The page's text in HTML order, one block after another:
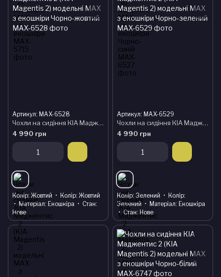
Артикул: MAX-6528
Чохли на сидіння КІА Маджентис 2 (KIA Magentis 2) модельні MAX з екошкіри Чорно-жовтий
4 990 грн
Колір Жовтий Колір Жовтий
Матеріал Екошкіра
Стан
Нове
Артикул: MAX-6529
Чохли на сидіння КІА Маджентис 2 (KIA Magentis 2) модельні MAX з екошкіри Чорно-зелений
4 990 грн
Колір Зелений
Колір
Зелений
Матеріал Екошкіра
Стан Нове